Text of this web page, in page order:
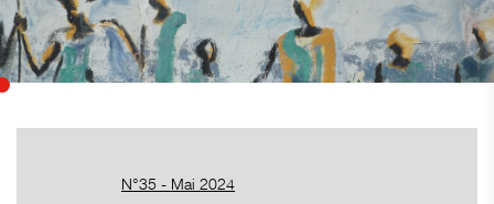
N°35 - Mai 2024